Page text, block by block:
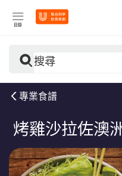
目錄
搜尋
專業食譜
烤雞沙拉佐澳